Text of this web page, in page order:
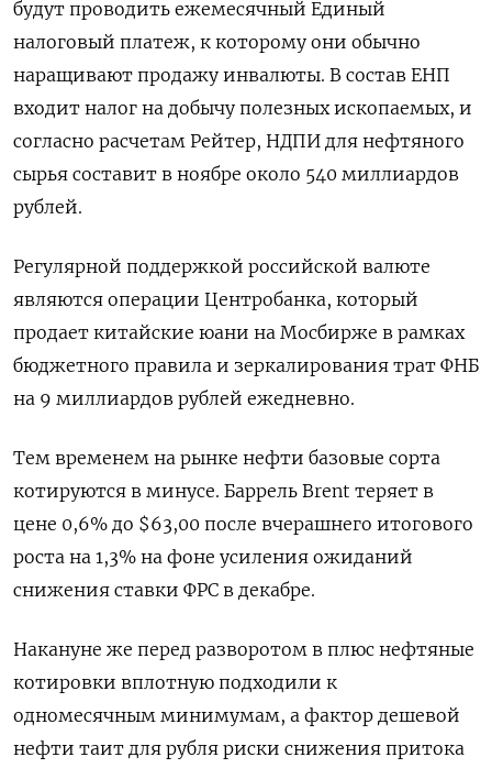
будут проводить ежемесячный Единый
налоговый платеж, к которому они обычно
наращивают продажу инвалюты. В состав ЕНП
входит налог на добычу полезных ископаемых, и
согласно расчетам Рейтер, НДПИ для нефтяного
сырья составит в ноябре около 540 миллиардов
рублей.
Регулярной поддержкой российской валюте
являются операции Центробанка, который
продает китайские юани на Мосбирже в рамках
бюджетного правила и зеркалирования трат ФНБ
на 9 миллиардов рублей ежедневно.
Тем временем на рынке нефти базовые сорта
котируются в минусе. Баррель Brent теряет в
цене 0,6% до $63,00 после вчерашнего итогового
роста на 1,3% на фоне усиления ожиданий
снижения ставки ФРС в декабре.
Накануне же перед разворотом в плюс нефтяные
котировки вплотную подходили к
одномесячным минимумам, а фактор дешевой
нефти таит для рубля риски снижения притока